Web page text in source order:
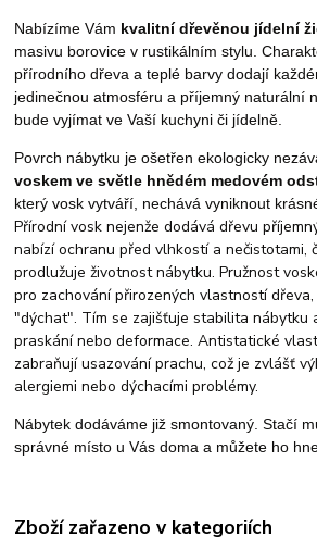
Nabízíme Vám kvalitní dřevěnou jídelní
masivu borovice v rustikálním stylu.
přírodního dřeva a teplé barvy dodají
jedinečnou atmosféru a příjemný naturální
bude vyjímat ve Vaší kuchyni či jídelně.
Povrch nábytku je ošetřen ekologicky
voskemve světle hnědém medovém
který vosk vytváří, nechává vyniknout
Přírodní vosk nejenže dodává dřevu
nabízí ochranu před vlhkostí a nečistotami,
prodlužuje životnost nábytku. Pružnost
pro zachování přirozených vlastností
"dýchat". Tím se zajišťuje stabilita nábytku
praskání nebo deformace. Antistatické
zabraňují usazování prachu, což je zvlášť
alergiemi nebo dýchacími problémy.
Nábytek dodáváme již smontovaný. Stačí
správné místo u Vás doma a můžete ho
Zboží zařazeno v kategoriích